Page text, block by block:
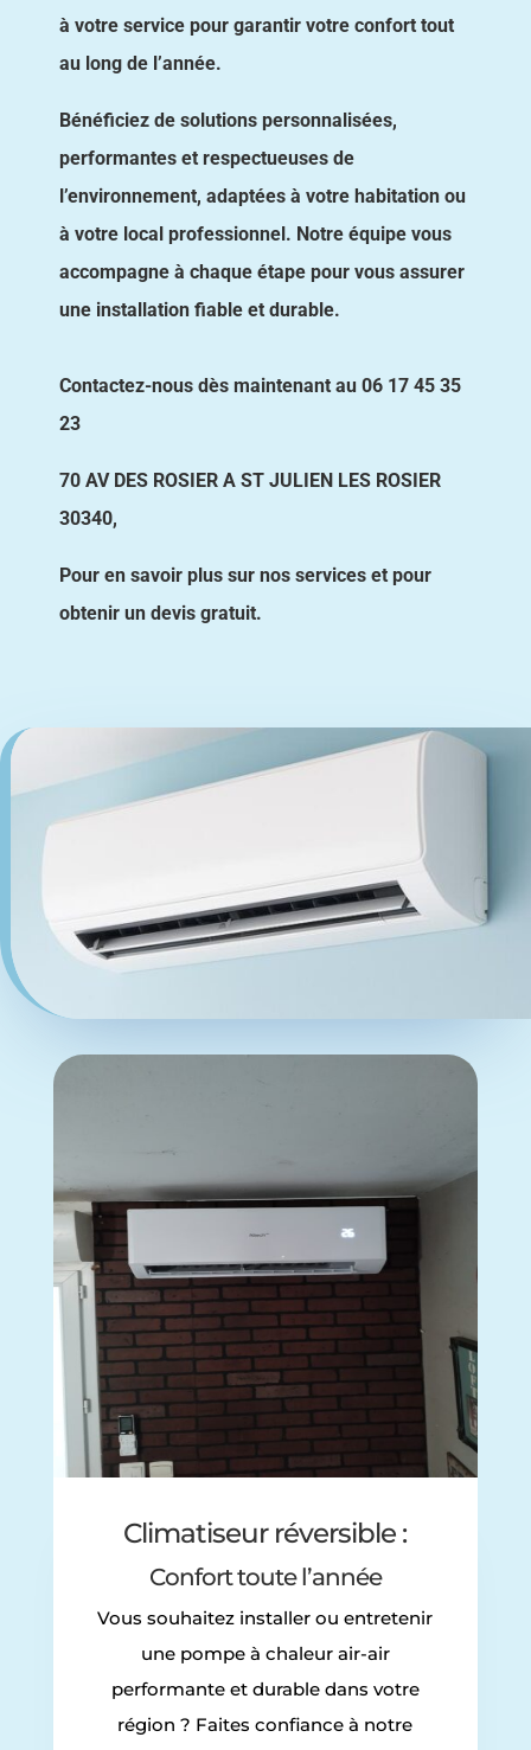
à votre service pour garantir votre confort tout
au long de l’année.
Bénéficiez de solutions personnalisées,
performantes et respectueuses de
l’environnement, adaptées à votre habitation ou
à votre local professionnel. Notre équipe vous
accompagne à chaque étape pour vous assurer
une installation fiable et durable.
Contactez-nous dès maintenant au 06 17 45 35
23
70 AV DES ROSIER A ST JULIEN LES ROSIER
30340,
Pour en savoir plus sur nos services et pour
obtenir un devis gratuit.
Climatiseur réversible :
Confort toute l’année
Vous souhaitez installer ou entretenir
une pompe à chaleur air-air
performante et durable dans votre
région ? Faites confiance à notre